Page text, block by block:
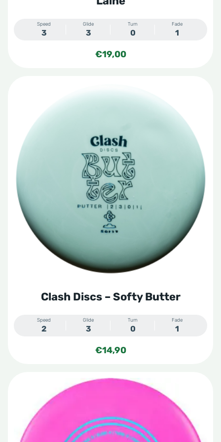
Speed
3
Glide
3
Turn
0
Fade
1
€19,00
Clash Discs – Softy Butter
Speed
2
Glide
3
Turn
0
Fade
1
€14,90
meerdere
variaties.
Deze
optie
kan
gekozen
worden
heeft
meerdere